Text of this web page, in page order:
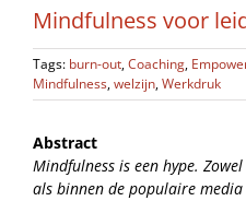
Mindfulness voor
Tags: burn-out,Coaching,
Mindfulness,welzijn,Werkdruk
Abstract
Mindfulness is een hype.
als binnen de populaire